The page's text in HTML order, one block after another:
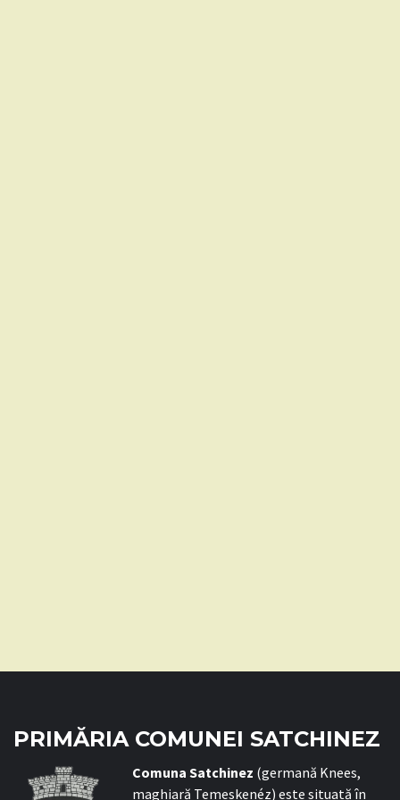
PRIMĂRIA COMUNEI SATCHINEZ
Comuna Satchinez (germană Knees,
maghiară Temeskenéz) este situată în